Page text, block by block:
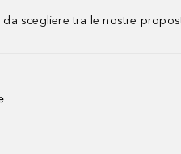
scegliere tra le nostre